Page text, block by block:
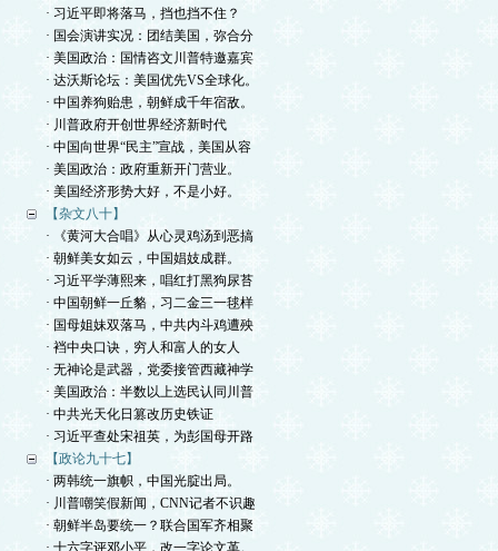
· 习近平即将落马，挡也挡不住？
· 国会演讲实况：团结美国，弥合分
· 美国政治：国情咨文川普特邀嘉宾
· 达沃斯论坛：美国优先VS全球化。
· 中国养狗贻患，朝鲜成千年宿敌。
· 川普政府开创世界经济新时代
· 中国向世界“民主”宣战，美国从容
· 美国政治：政府重新开门营业。
· 美国经济形势大好，不是小好。
【杂文八十】
· 《黄河大合唱》从心灵鸡汤到恶搞
· 朝鲜美女如云，中国娼妓成群。
· 习近平学薄熙来，唱红打黑狗尿苔
· 中国朝鲜一丘貉，习二金三一毬样
· 国母姐妹双落马，中共内斗鸡遭殃
· 裆中央口诀，穷人和富人的女人
· 无神论是武器，党委接管西藏神学
· 美国政治：半数以上选民认同川普
· 中共光天化日篡改历史铁证
· 习近平查处宋祖英，为彭国母开路
【政论九十七】
· 两韩统一旗帜，中国光腚出局。
· 川普嘲笑假新闻，CNN记者不识趣
· 朝鲜半岛要统一？联合国军齐相聚
· 十六字评邓小平，改一字论文革。